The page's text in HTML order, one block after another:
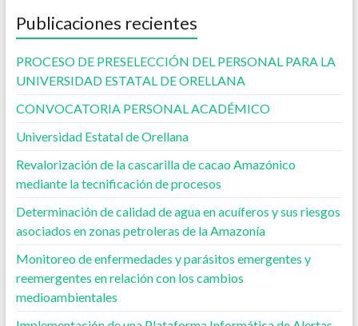
Publicaciones recientes
PROCESO DE PRESELECCIÓN DEL PERSONAL PARA LA
UNIVERSIDAD ESTATAL DE ORELLANA
CONVOCATORIA PERSONAL ACADÉMICO
Universidad Estatal de Orellana
Revalorización de la cascarilla de cacao Amazónico
mediante la tecnificación de procesos
Determinación de calidad de agua en acuíferos y sus riesgos
asociados en zonas petroleras de la Amazonía
Monitoreo de enfermedades y parásitos emergentes y
reemergentes en relación con los cambios
medioambientales